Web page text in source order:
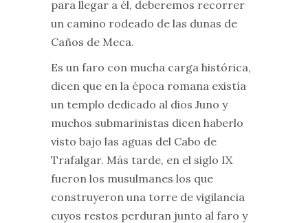
para llegar a él, deberemos recorrer
un camino rodeado de las dunas de
Caños de Meca.
Es un faro con mucha carga histórica,
dicen que en la época romana existía
un templo dedicado al dios Juno y
muchos submarinistas dicen haberlo
visto bajo las aguas del Cabo de
Trafalgar. Más tarde, en el siglo IX
fueron los musulmanes los que
construyeron una torre de vigilancia
cuyos restos perduran junto al faro y